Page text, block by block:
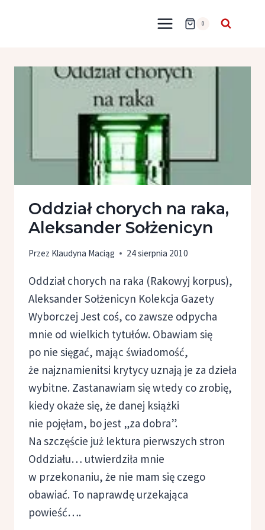
0
Oddział chorych na raka,
Aleksander Sołżenicyn
Przez Klaudyna Maciąg 24 sierpnia 2010
Oddział chorych na raka (Rakowyj korpus),
Aleksander Sołżenicyn Kolekcja Gazety
Wyborczej Jest coś, co zawsze odpycha
mnie od wielkich tytułów. Obawiam się
po nie sięgać, mając świadomość,
że najznamienitsi krytycy uznają je za dzieła
wybitne. Zastanawiam się wtedy co zrobię,
kiedy okaże się, że danej książki
nie pojęłam, bo jest „za dobra”.
Na szczęście już lektura pierwszych stron
Oddziału… utwierdziła mnie
w przekonaniu, że nie mam się czego
obawiać. To naprawdę urzekająca
powieść….